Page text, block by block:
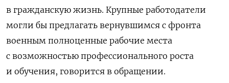
в гражданскую жизнь. Крупные работодатели
могли бы предлагать вернувшимся с фронта
военным полноценные рабочие места
с возможностью профессионального роста
и обучения, говорится в обращении.